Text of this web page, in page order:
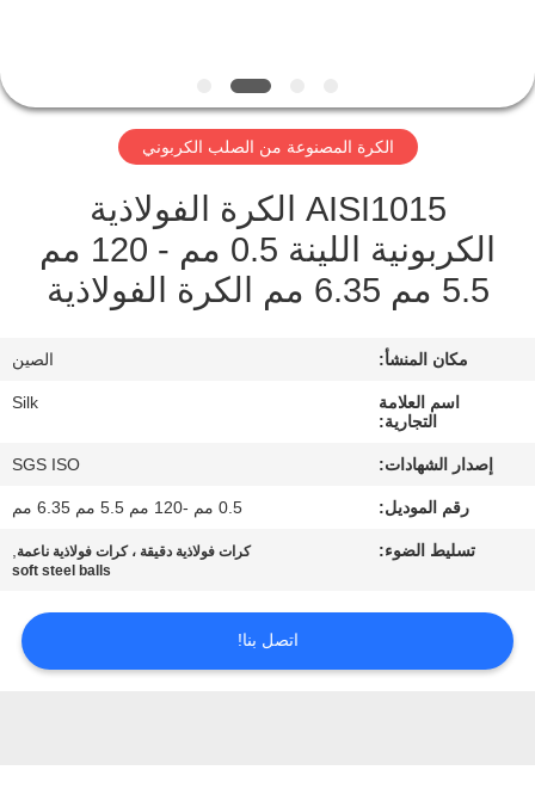
الجودة
أخبار
حالات
اطلب
اقتباس
خريطة
الموقع
PRIVACY
الكرة المصنوعة من الصلب الكربوني
AISI1015 الكرة الفولاذية
الكربونية اللينة 0.5 مم - 120 مم
5.5 مم 6.35 مم الكرة الفولاذية
مكان المنشأ: الصين
اسم العلامة
التجارية:
Silk
إصدار الشهادات: SGS ISO
رقم الموديل: 0.5 مم -120 مم 5.5 مم 6.35 مم
تسليط الضوء: كرات فولاذية دقيقة ، كرات فولاذية ناعمة,
soft steel balls
اتصل بنا!